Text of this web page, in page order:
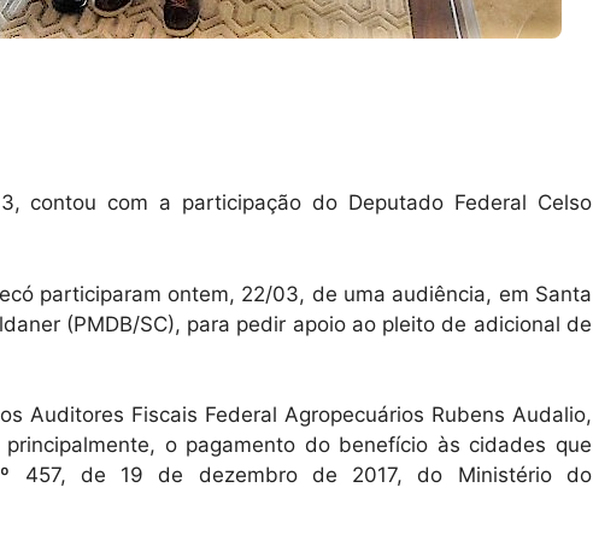
contou com a participação do Deputado Federal Celso
participaram ontem, 22/03, de uma audiência, em Santa
(PMDB/SC), para pedir apoio ao pleito de adicional de
Auditores Fiscais Federal Agropecuários Rubens Audalio,
o pagamento do benefício às cidades que
457, de 19 de dezembro de 2017, do Ministério do